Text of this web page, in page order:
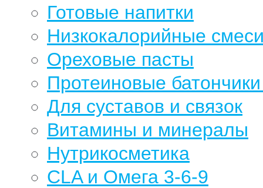
Готовые напитки
Низкокалорийные
Ореховые пасты
Протеиновые
Для суставов и связок
Витамины и минералы
Нутрикосметика
CLA и Омега 3-6-9